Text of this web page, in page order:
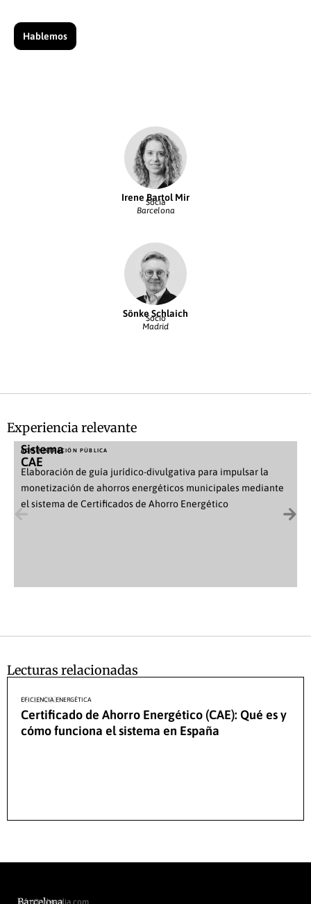
Hablemos
Irene Bartol Mir
Socia
Barcelona
Sönke Schlaich
Socio
Madrid
Experiencia relevante
ADMINISTRACIÓN PÚBLICA
Sistema
CAE
Elaboración de guía jurídico-divulgativa para impulsar la
monetización de ahorros energéticos municipales mediante
el sistema de Certificados de Ahorro Energético
Lecturas relacionadas
05/12/2025
EFICIENCIA ENERGÉTICA
Certificado de Ahorro Energético (CAE): Qué es y
cómo funciona el sistema en España
info@sdverdia.com